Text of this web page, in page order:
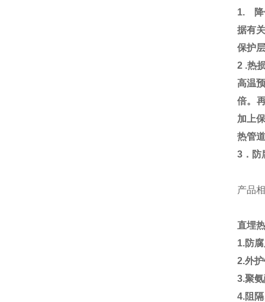
1.
据有
保护
2 .热
高温
倍。
加上
热管
3 ．
产品
直埋
1.防
2.外
3.聚
4.阻